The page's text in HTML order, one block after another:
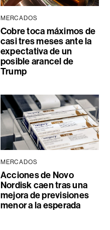
MERCADOS
Cobre toca máximos de
casi tres meses ante la
expectativa de un
posible arancel de
Trump
MERCADOS
Acciones de Novo
Nordisk caen tras una
mejora de previsiones
menor a la esperada